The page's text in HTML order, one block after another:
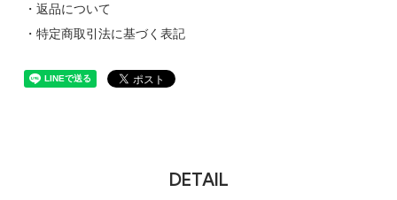
・返品について
・特定商取引法に基づく表記
DETAIL